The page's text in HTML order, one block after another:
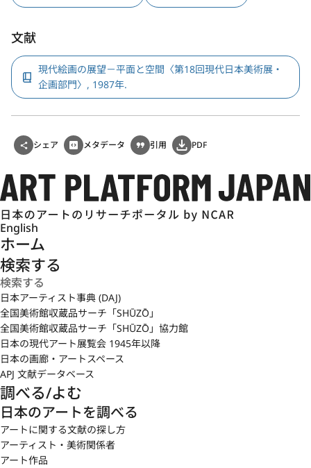
文献
現代絵画の展望－平面と空間〈第18回現代日本美術展・
企画部門〉, 1987年.
シェア メタデータ 引用 PDF
English
ホーム
検索する
日本アーティスト事典 (DAJ)
全国美術館収蔵品サーチ「SHŪZŌ」
全国美術館収蔵品サーチ「SHŪZŌ」協力館
日本の現代アート展覧会 1945年以降
日本の画廊・アートスペース
APJ 文献データベース
調べる/よむ
日本のアートを調べる
アートに関する文献の探し方
アーティスト・美術関係者
アート作品